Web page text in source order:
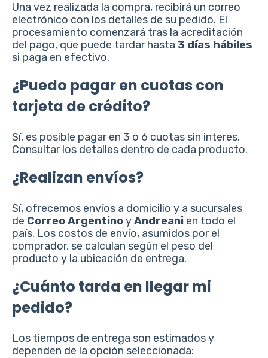
Una vez realizada la compra, recibirá un correo
electrónico con los detalles de su pedido. El
procesamiento comenzará tras la acreditación
del pago, que puede tardar hasta 3 días hábiles
si paga en efectivo.
¿Puedo pagar en cuotas con
tarjeta de crédito?
Sí, es posible pagar en 3 o 6 cuotas sin interes.
Consultar los detalles dentro de cada producto.
¿Realizan envíos?
Sí, ofrecemos envíos a domicilio y a sucursales
de Correo ArgentinoyAndreani en todo el
país. Los costos de envío, asumidos por el
comprador, se calculan según el peso del
producto y la ubicación de entrega.
¿Cuánto tarda en llegar mi
pedido?
Los tiempos de entrega son estimados y
dependen de la opción seleccionada: